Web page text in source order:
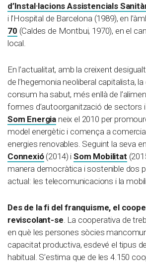
d’Instal·lacions Assistencials
i l’Hospital de Barcelona (1989), en
70 (Caldes de Montbui, 1970), en el
local.
En l’actualitat, amb la creixent
de l’hegemonia neoliberal capitalista,
consum ha sabut, més enllà de
formes d’autoorganització de sectors
Som Energia neix el 2010 per
model energètic i comença a
energies renovables. Seguint la seva
Connexió(2014) i Som Mobilitat
manera democràtica i sostenible dos
actual: les telecomunicacions i la
Des de la fi del franquisme, el
reviscolant-se . La cooperativa de
en què les persones sòcies
capacitat productiva, esdevé el tipus
habitual. S’estima que de les 4.150